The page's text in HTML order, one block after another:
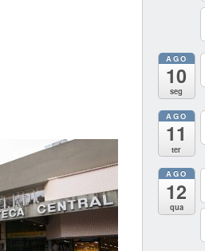
AGO
10
seg
AGO
11
ter
AGO
12
qua